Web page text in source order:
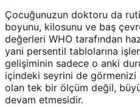
Çocuğunuzun doktoru da
boyunu, kilosunu ve baş
değerleri WHO tarafından
yani persentil tablolarına
gelişiminin sadece o anki
içindeki seyrini de görmenizi
olan tek bir ölçüm değil,
devam etmesidir.